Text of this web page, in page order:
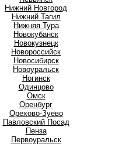
Нижний Новгород
Нижний Тагил
Нижняя Тура
Новокубанск
Новокузнецк
Новороссийск
Новосибирск
Новоуральск
Ногинск
Одинцово
Омск
Оренбург
Орехово-Зуево
Павловский Посад
Пенза
Первоуральск